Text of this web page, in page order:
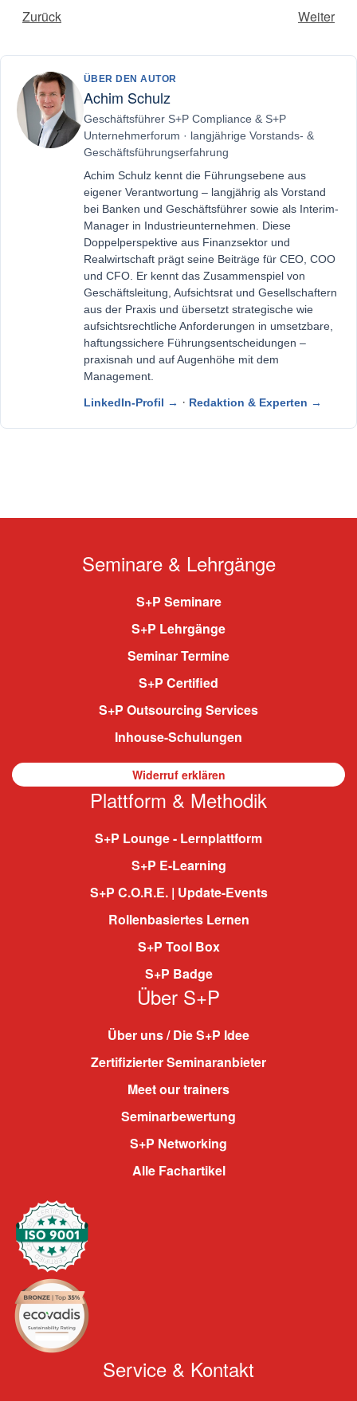
Zurück Weiter
ÜBER DEN AUTOR
Achim Schulz
Geschäftsführer S+P Compliance & S+P
Unternehmerforum · langjährige Vorstands- &
Geschäftsführungserfahrung
Achim Schulz kennt die Führungsebene aus
eigener Verantwortung – langjährig als Vorstand
bei Banken und Geschäftsführer sowie als Interim-
Manager in Industrieunternehmen. Diese
Doppelperspektive aus Finanzsektor und
Realwirtschaft prägt seine Beiträge für CEO, COO
und CFO. Er kennt das Zusammenspiel von
Geschäftsleitung, Aufsichtsrat und Gesellschaftern
aus der Praxis und übersetzt strategische wie
aufsichtsrechtliche Anforderungen in umsetzbare,
haftungssichere Führungsentscheidungen –
praxisnah und auf Augenhöhe mit dem
Management.
LinkedIn-Profil → · Redaktion & Experten →
Seminare & Lehrgänge
S+P Seminare
S+P Lehrgänge
Seminar Termine
S+P Certified
S+P Outsourcing Services
Inhouse-Schulungen
Widerruf erklären
Plattform & Methodik
S+P Lounge - Lernplattform
S+P E-Learning
S+P C.O.R.E. | Update-Events
Rollenbasiertes Lernen
S+P Tool Box
S+P Badge
Über S+P
Über uns / Die S+P Idee
Zertifizierter Seminaranbieter
Meet our trainers
Seminarbewertung
S+P Networking
Alle Fachartikel
Service & Kontakt